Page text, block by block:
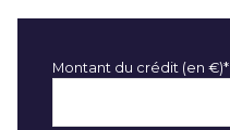
Montant du crédit (en €)*